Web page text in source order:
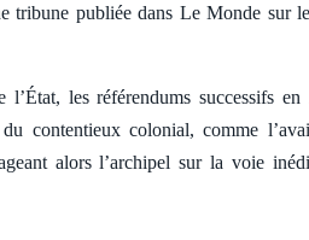
tribune publiée dans Le Monde sur
l’État, les référendums successifs
contentieux colonial, comme
alors l’archipel sur la voie